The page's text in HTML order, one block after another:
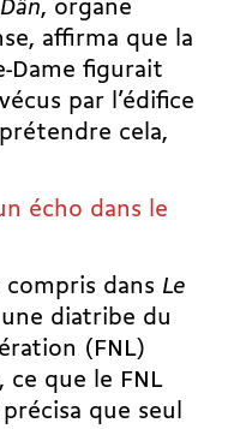
, organe
affirma que la
Dame figurait
par l’édifice
cela,
écho dans le
compris dans Le
diatribe du
(FNL)
ce que le FNL
que seul